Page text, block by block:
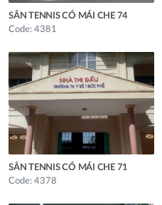
SÂN TENNIS CÓ MÁI CHE 74
Code: 4381
SÂN TENNIS CÓ MÁI CHE 71
Code: 4378